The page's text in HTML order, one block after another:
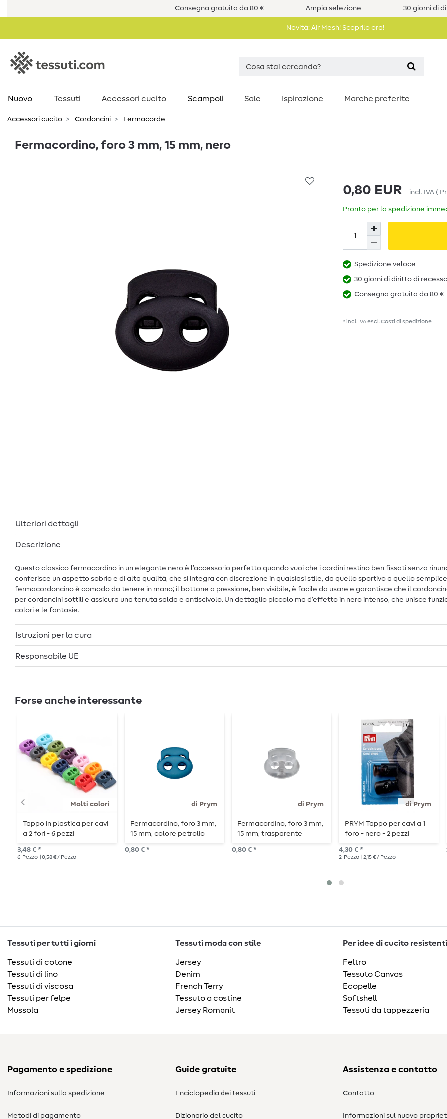
Consegna gratuita da 80 € Ampia selezione 30 giorni di
Novità: Air Mesh! Scoprilo ora!
Nuovo Tessuti Accessori cucito Scampoli Sale Ispirazione Marche preferite
Accessori cucito Cordoncini Fermacorde
Fermacordino, foro 3 mm, 15 mm, nero
0,80 EUR incl. IVA (
Pronto per la spedizione
Spedizione veloce
30 giorni di diritto di recesso
Consegna gratuita da 80 €
* incl. IVA escl. Costi di spedizione
Ulteriori dettagli
Descrizione
Questo classico fermacordino in un elegante nero è l’accessorio perfetto quando vuoi che i cordini restino ben fissati senza
conferisce un aspetto sobrio e di alta qualità, che si integra con discrezione in qualsiasi stile, da quello sportivo a quello
fermacordoncino è comodo da tenere in mano; il bottone a pressione, ben visibile, è facile da usare e garantisce che il
per cordoncini sottili e assicura una tenuta salda e antiscivolo. Un dettaglio piccolo ma d’effetto in nero intenso, che unisce
colori e le fantasie.
Istruzioni per la cura
Responsabile UE
Forse anche interessante
Molti colori
Tappo in plastica per cavi
a 2 fori - 6 pezzi
3,48 € *
6 Pezzo | 0,58 € / Pezzo
di Prym
Fermacordino, foro 3 mm,
15 mm, colore petrolio
0,80 € *
di Prym
Fermacordino, foro 3 mm,
15 mm, trasparente
0,80 € *
di Prym
PRYM Tappo per cavi a 1
foro - nero - 2 pezzi
4,30 € *
2 Pezzo | 2,15 € / Pezzo
Tessuti per tutti i giorni
Tessuti di cotone
Tessuti di lino
Tessuti di viscosa
Tessuti per felpe
Mussola
Tessuti moda con stile
Jersey
Denim
French Terry
Tessuto a costine
Jersey Romanit
Per idee di cucito resistenti
Feltro
Tessuto Canvas
Ecopelle
Softshell
Tessuti da tappezzeria
Pagamento e spedizione
Informazioni sulla spedizione
Metodi di pagamento
Guide gratuite
Enciclopedia dei tessuti
Dizionario del cucito
Assistenza e contatto
Contatto
Informazioni sul nuovo